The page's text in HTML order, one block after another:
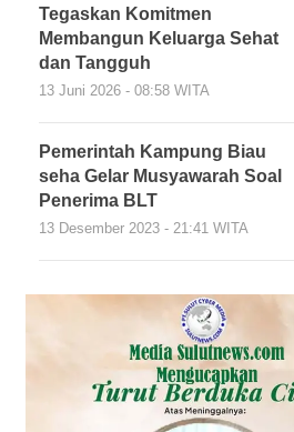
Tegaskan Komitmen
Membangun Keluarga Sehat
dan Tangguh
13 Juni 2026 - 08:58 WITA
Pemerintah Kampung Biau
seha Gelar Musyawarah Soal
Penerima BLT
13 Desember 2023 - 21:41 WITA